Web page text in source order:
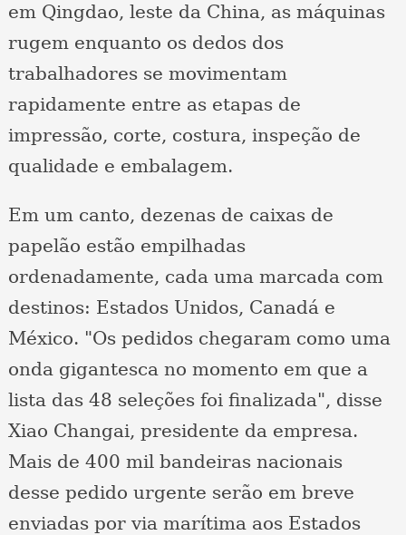
em Qingdao, leste da China, as máquinas
rugem enquanto os dedos dos
trabalhadores se movimentam
rapidamente entre as etapas de
impressão, corte, costura, inspeção de
qualidade e embalagem.
Em um canto, dezenas de caixas de
papelão estão empilhadas
ordenadamente, cada uma marcada com
destinos: Estados Unidos, Canadá e
México. "Os pedidos chegaram como uma
onda gigantesca no momento em que a
lista das 48 seleções foi finalizada", disse
Xiao Changai, presidente da empresa.
Mais de 400 mil bandeiras nacionais
desse pedido urgente serão em breve
enviadas por via marítima aos Estados